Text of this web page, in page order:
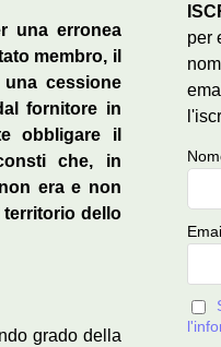
una erronea
membro, il
una cessione
fornitore in
obbligare il
che, in
era e non
territorio dello
grado della
per